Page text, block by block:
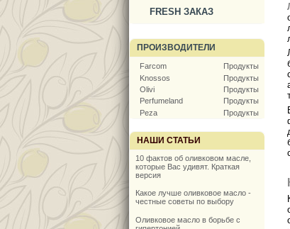
FRESH ЗАКАЗ
ПРОИЗВОДИТЕЛИ
Farcom
Продукты
Knossos
Продукты
Olivi
Продукты
Perfumeland
Продукты
Peza
Продукты
НАШИ СТАТЬИ
10 фактов об оливковом масле,
которые Вас удивят. Краткая
версия
Какое лучше оливковое масло -
честные советы по выбору
Оливковое масло в борьбе с